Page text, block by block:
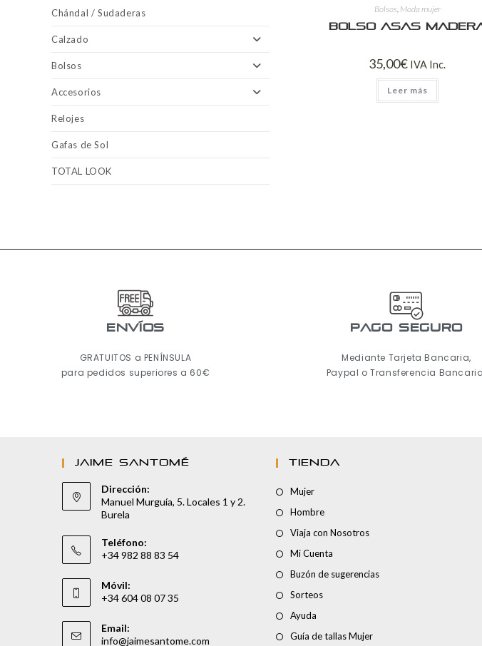
Bolsos Moda mujer
Bolso asas
35,00€ IVA Inc.
Leer más
Chándal / Sudaderas
Calzado
Bolsos
Accesorios
Relojes
Gafas de Sol
TOTAL LOOK
ENVÍOS
GRATUITOS a PENÍNSULA
para pedidos superiores a 60€
pago seguro
Mediante Tarjeta Bancaria,
Paypal o Transferencia
JAIME SANTOMÉ
Dirección:
Manuel Murguía, 5. Locales 1 y 2.
Burela
Teléfono:
+34 982 88 83 54
Móvil:
+34 604 08 07 35
Email:
info@jaimesantome.com
TIENDA
Mujer
Hombre
Viaja con Nosotros
Mi Cuenta
Buzón de sugerencias
Sorteos
Ayuda
Guía de tallas Mujer